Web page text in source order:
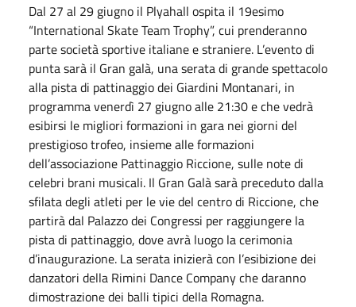
Dal 27 al 29 giugno il Plyahall ospita il 19esimo
“International Skate Team Trophy”, cui prenderanno
parte società sportive italiane e straniere. L’evento di
punta sarà il Gran galà, una serata di grande spettacolo
alla pista di pattinaggio dei Giardini Montanari, in
programma venerdì 27 giugno alle 21:30 e che vedrà
esibirsi le migliori formazioni in gara nei giorni del
prestigioso trofeo, insieme alle formazioni
dell’associazione Pattinaggio Riccione, sulle note di
celebri brani musicali. Il Gran Galà sarà preceduto dalla
sfilata degli atleti per le vie del centro di Riccione, che
partirà dal Palazzo dei Congressi per raggiungere la
pista di pattinaggio, dove avrà luogo la cerimonia
d’inaugurazione. La serata inizierà con l’esibizione dei
danzatori della Rimini Dance Company che daranno
dimostrazione dei balli tipici della Romagna.